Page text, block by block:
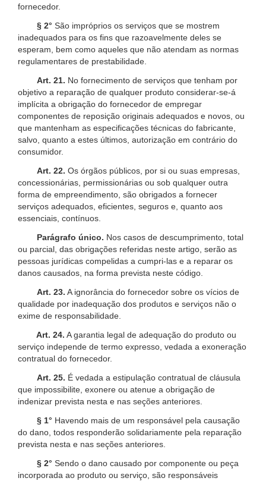
fornecedor.
§ 2° São impróprios os serviços que se mostrem
inadequados para os fins que razoavelmente deles se
esperam, bem como aqueles que não atendam as normas
regulamentares de prestabilidade.
Art. 21. No fornecimento de serviços que tenham por
objetivo a reparação de qualquer produto considerar-se-á
implícita a obrigação do fornecedor de empregar
componentes de reposição originais adequados e novos, ou
que mantenham as especificações técnicas do fabricante,
salvo, quanto a estes últimos, autorização em contrário do
consumidor.
Art. 22. Os órgãos públicos, por si ou suas empresas,
concessionárias, permissionárias ou sob qualquer outra
forma de empreendimento, são obrigados a fornecer
serviços adequados, eficientes, seguros e, quanto aos
essenciais, contínuos.
Parágrafo único. Nos casos de descumprimento, total
ou parcial, das obrigações referidas neste artigo, serão as
pessoas jurídicas compelidas a cumpri-las e a reparar os
danos causados, na forma prevista neste código.
Art. 23. A ignorância do fornecedor sobre os vícios de
qualidade por inadequação dos produtos e serviços não o
exime de responsabilidade.
Art. 24. A garantia legal de adequação do produto ou
serviço independe de termo expresso, vedada a exoneração
contratual do fornecedor.
Art. 25. É vedada a estipulação contratual de cláusula
que impossibilite, exonere ou atenue a obrigação de
indenizar prevista nesta e nas seções anteriores.
§ 1° Havendo mais de um responsável pela causação
do dano, todos responderão solidariamente pela reparação
prevista nesta e nas seções anteriores.
§ 2° Sendo o dano causado por componente ou peça
incorporada ao produto ou serviço, são responsáveis